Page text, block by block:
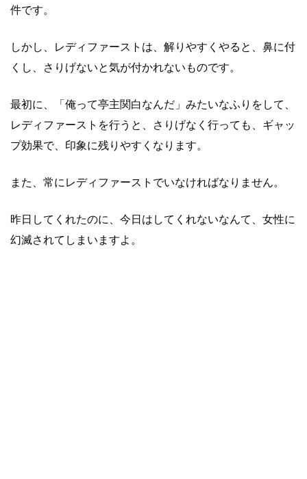
件です。
しかし、レディファーストは、解りやすくやると、鼻に付
くし、さりげないと気が付かれないものです。
最初に、「俺って亭主関白なんだ」みたいなふりをして、
レディファーストを行うと、さりげなく行っても、ギャッ
プ効果で、印象に残りやすくなります。
また、常にレディファーストでいなければなりません。
昨日してくれたのに、今日はしてくれないなんて、女性に
幻滅されてしまいますよ。